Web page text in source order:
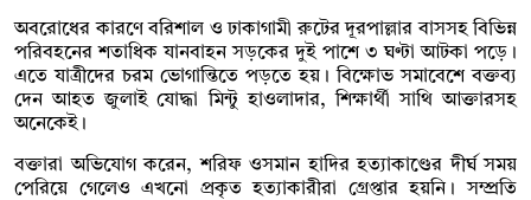
অবরোধের কারণে বরিশাল ও ঢাকাগামী রুটের দূরপাল্লার বাসসহ বিভিন্ন
পরিবহনের শতাধিক যানবাহন সড়কের দুই পাশে ৩ ঘণ্টা আটকা পড়ে।
এতে যাত্রীদের চরম ভোগান্তিতে পড়তে হয়। বিক্ষোভ সমাবেশে বক্তব্য
দেন আহত জুলাই যোদ্ধা মিন্টু হাওলাদার, শিক্ষার্থী সাথি আক্তারসহ
অনেকেই।
বক্তারা অভিযোগ করেন, শরিফ ওসমান হাদির হত্যাকাণ্ডের দীর্ঘ সময়
পেরিয়ে গেলেও এখনো প্রকৃত হত্যাকারীরা গ্রেপ্তার হয়নি। সম্প্রতি